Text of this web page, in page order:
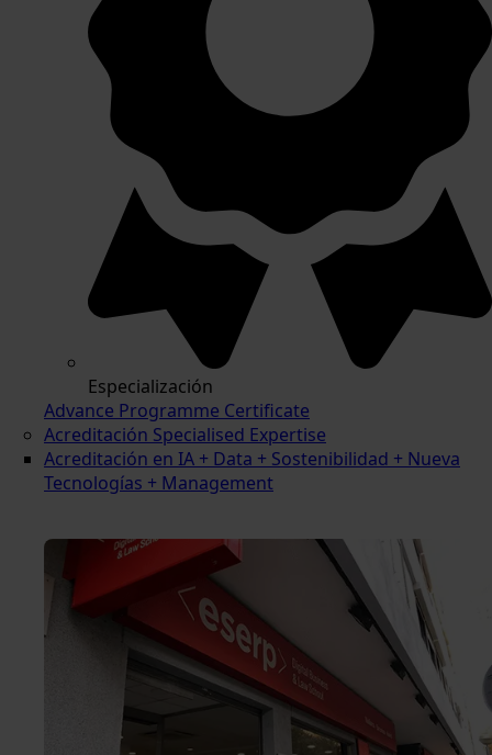
Especialización
Advance Programme Certificate
Acreditación Specialised Expertise
Acreditación en IA + Data + Sostenibilidad + Nueva
Tecnologías + Management